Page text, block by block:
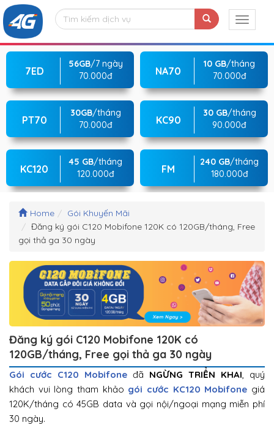
7ED
56GB/7 ngày
70.000đ
NA70
10 GB/tháng
70.000đ
PT70
30GB/tháng
70.000đ
KC90
30 GB/tháng
90.000đ
KC120
45 GB/tháng
120.000đ
FM
240 GB/tháng
180.000đ
Home
Gói Khuyến Mãi
Đăng ký gói C120 Mobifone 120K có 120GB/tháng, Free
gọi thả ga 30 ngày
Đăng ký gói C120 Mobifone 120K có
120GB/tháng, Free gọi thả ga 30 ngày
Gói cước C120 Mobifone đã NGỪNG TRIỂN KHAI, quý
khách vui lòng tham khảo gói cước KC120 Mobifone giá
120K/tháng có 45GB data và gọi nội/ngoại mạng miễn phí
30 ngày.